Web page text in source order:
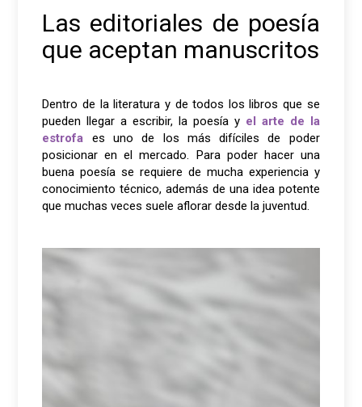
Las editoriales de poesía
que aceptan manuscritos
Dentro de la literatura y de todos los libros que se
pueden llegar a escribir, la poesía y el arte de la
estrofa es uno de los más difíciles de poder
posicionar en el mercado. Para poder hacer una
buena poesía se requiere de mucha experiencia y
conocimiento técnico, además de una idea potente
que muchas veces suele aflorar desde la juventud.